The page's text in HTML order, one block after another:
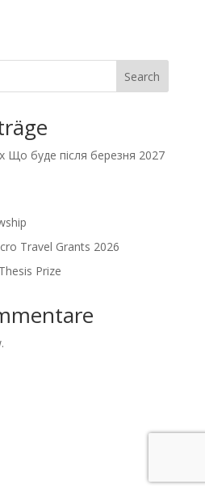
Search
Що буде після березня 2027
Travel Grants 2026
Prize